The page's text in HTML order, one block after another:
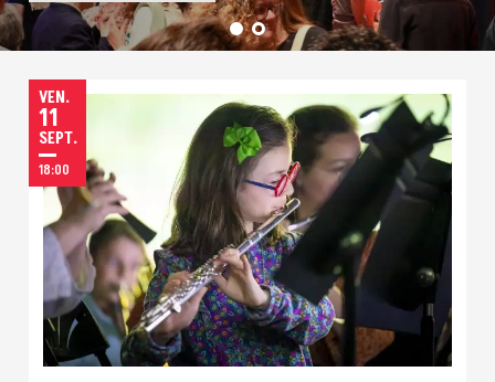
VENDREDI
VEN.
11
SEPTEMBRE
SEPT.
18:00